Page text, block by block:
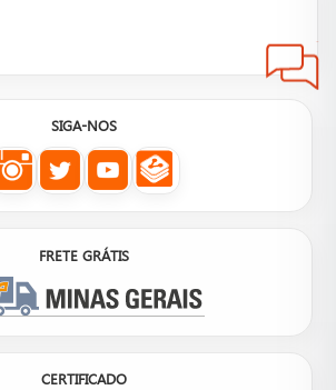
SIGA-NOS
FRETE GRÁTIS
CERTIFICADO